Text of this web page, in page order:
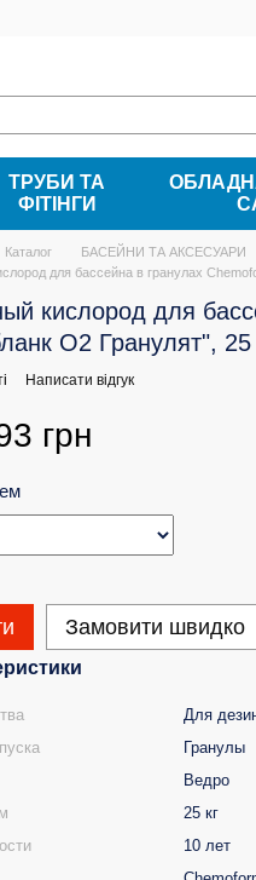
ТРУБИ ТА
ФІТІНГИ
Каталог БАСЕЙНИ ТА АКСЕСУАРИ
для бассейна в гранулах
кислород для
О2 Гранулят", 25
Написати відгук
грн
Замовити швидко
Для
Гранулы
Ведро
25 кг
10 лет